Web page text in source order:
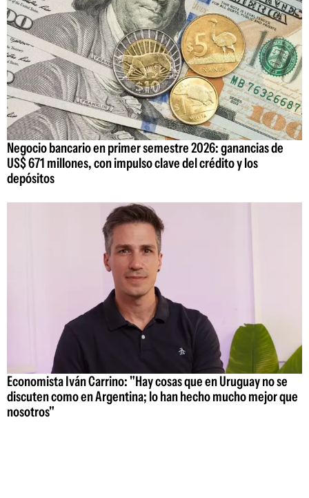
Negocio bancario en primer semestre 2026: ganancias de
US$ 671 millones, con impulso clave del crédito y los
depósitos
Economista Iván Carrino: "Hay cosas que en Uruguay no se
discuten como en Argentina; lo han hecho mucho mejor que
nosotros"